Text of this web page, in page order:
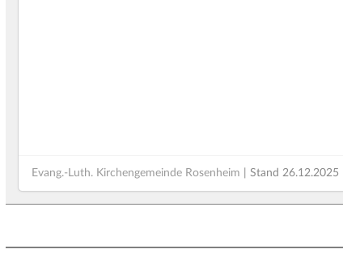
Evang.-Luth. Kirchengemeinde Rosenheim | Stand 26.12.2025